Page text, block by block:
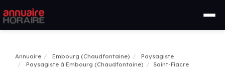
Annuaire Embourg (Chaudfontaine)
Paysagiste
Paysagiste à Embourg (Chaudfontaine)
Saint-Fiacre